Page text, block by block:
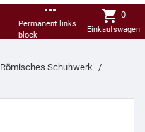
more_horiz
Permanent links
block
shopping_cart 0
Einkaufswagen
Römisches Schuhwerk